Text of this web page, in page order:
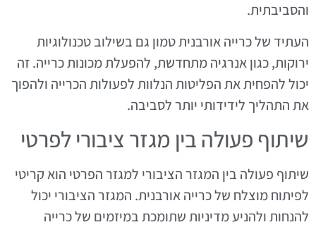
והסביבתית.
העתיד של כרייה אורבנית טמון גם בשילוב טכנולוגיות
ירוקות, כגון אנרגיה מתחדשת, להפעלת מכונות כרייה. זה
יכול להפחית את הפליטות הנלוות לפעולות הכרייה ולהפוך
את התהליך לידידותי יותר לסביבה.
שיתוף פעולה בין מגזר ציבורי לפרטי
שיתוף פעולה בין המגזר הציבורי למגזר הפרטי הוא קריטי
לפיתוח מוצלח של כרייה אורבנית. המגזר הציבורי יכול
להנחות ולהניע מדיניות שתומכת במיזמים של כרייה